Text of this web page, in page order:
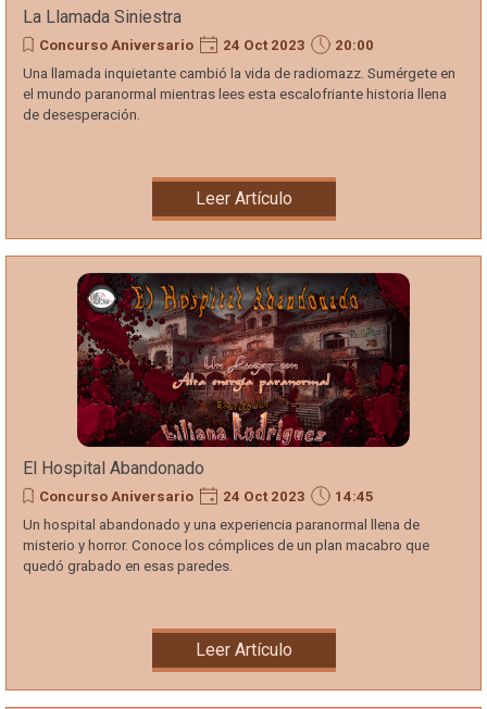
La Llamada Siniestra
Concurso Aniversario 24 Oct 2023
20:00
Una llamada inquietante cambió la vida de radiomazz. Sumérgete en
el mundo paranormal mientras lees esta escalofriante historia llena
de desesperación.
Leer Artículo
El Hospital Abandonado
Concurso Aniversario 24 Oct 2023
14:45
Un hospital abandonado y una experiencia paranormal llena de
misterio y horror. Conoce los cómplices de un plan macabro que
quedó grabado en esas paredes.
Leer Artículo